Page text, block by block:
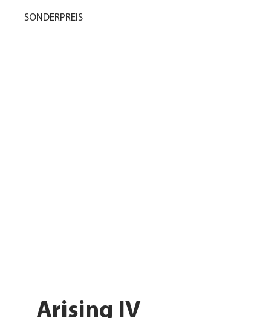
Arising IV
SONDERPREIS